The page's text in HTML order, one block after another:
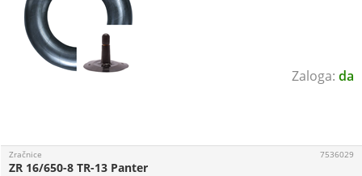
da
Zračnice
ZR 16/650-8 TR-13 Panter
7536029